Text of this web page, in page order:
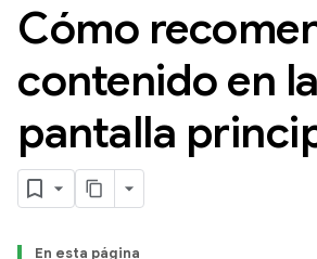
Cómo
contenido en la
pantalla
En esta página